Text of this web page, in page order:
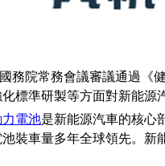
務院常務會議審議通過《
標準研製等方面對新能源
力電池是新能源汽車的核心
裝車量多年全球領先。新